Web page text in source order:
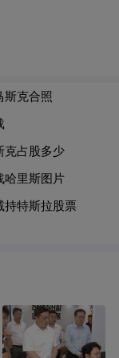
频、图片或音
用户上传并发
the videos,
and posted
social media
storage